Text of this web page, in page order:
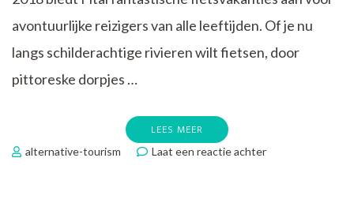
avontuurlijke reizigers van alle leeftijden. Of je nu
langs schilderachtige rivieren wilt fietsen, door
pittoreske dorpjes …
LEES MEER
alternative-tourism Laat een reactie achterop